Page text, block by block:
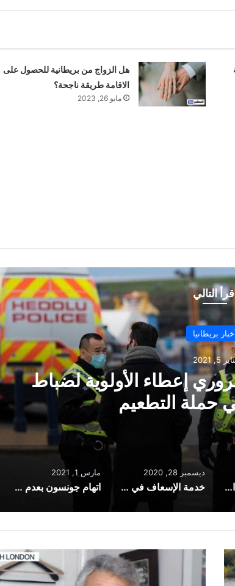
هل الزواج من بريطانية للحصول على
الاقامة طريقة ناجحة؟
مايو 26, 2023
التالي
أخبار بريطانيا
28, 2020
أكثر الأيام ازدحاماً على
اتحاد الشرطة: من الضروري إعطاء الأولوية لضباط الشرطة في حملة التطعيم
ديسمبر 28, 2020
خدمة الإسعاف في لندن تواجه أكثر الأيام ازدحاماً على الإطلاق
مارس 1, 2021
اتهام جونسون بعدم كفاءته في حماية الحدود مع استمرار البحث عن شخص مجهول مصاب بسلالة البرازيل
جرعة
واحدة